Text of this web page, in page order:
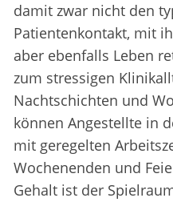
damit zwar nicht den
Patientenkontakt, mit
aber ebenfalls Leben
zum stressigen
Nachtschichten und
können Angestellte in
mit geregelten
Wochenenden und
Gehalt ist der